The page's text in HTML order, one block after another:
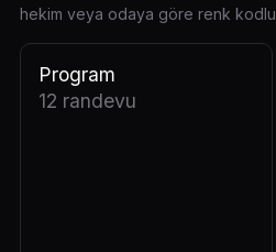
hekim veya odaya göre renk kodlu
Program
12 randevu